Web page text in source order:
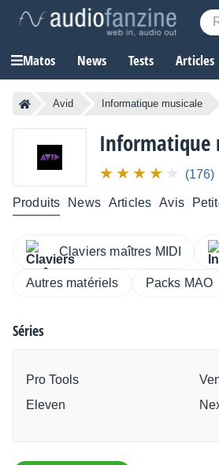
Matos News Tests Articles
Avid Informatique musicale
Informatique
(176)
Produits News Articles Avis
Claviers maîtres MIDI
Autres matériels Packs MAO
Séries
Pro Tools
Eleven